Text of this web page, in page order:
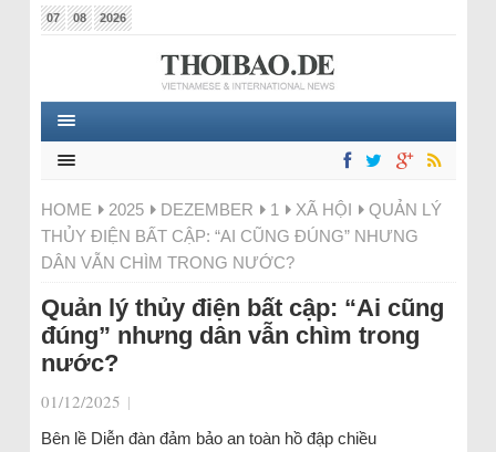
07 08 2026
HOME 2025 DEZEMBER 1 XÃ HỘI
QUẢN LÝ
THỦY ĐIỆN BẤT CẬP: “AI CŨNG ĐÚNG” NHƯNG
DÂN VẪN CHÌM TRONG NƯỚC?
Quản lý thủy điện bất cập: “Ai cũng
đúng” nhưng dân vẫn chìm trong
nước?
01/12/2025 |
Bên lề Diễn đàn đảm bảo an toàn hồ đập chiều